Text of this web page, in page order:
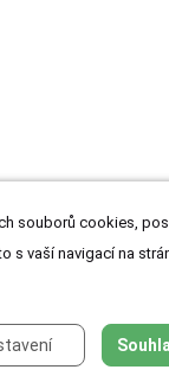
souborů cookies,
s vaší navigací na